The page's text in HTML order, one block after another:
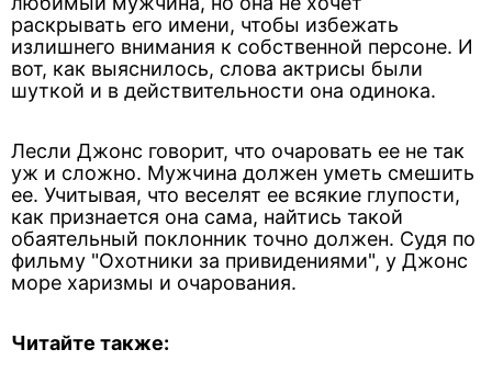
раскрывать его имени, чтобы избежать
излишнего внимания к собственной персоне. И
вот, как выяснилось, слова актрисы были
шуткой и в действительности она одинока.
Лесли Джонс говорит, что очаровать ее не так
уж и сложно. Мужчина должен уметь смешить
ее. Учитывая, что веселят ее всякие глупости,
как признается она сама, найтись такой
обаятельный поклонник точно должен. Судя по
фильму "Охотники за привидениями", у Джонс
море харизмы и очарования.
Читайте также: